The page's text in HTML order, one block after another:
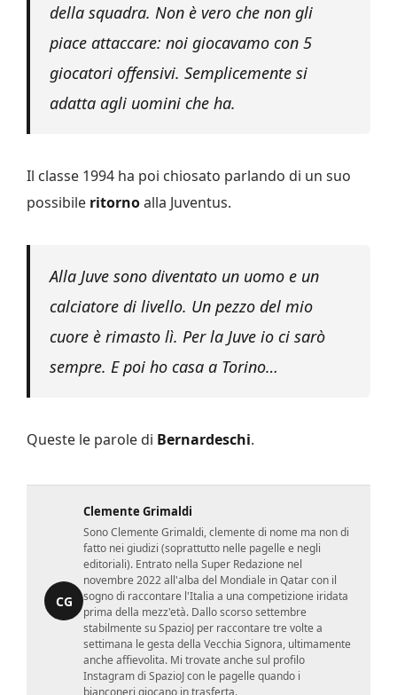
della squadra. Non è vero che non gli
piace attaccare: noi giocavamo con 5
giocatori offensivi. Semplicemente si
adatta agli uomini che ha.
Il classe 1994 ha poi chiosato parlando di un suo
possibile ritornoalla Juventus.
Alla Juve sono diventato un uomo e un
calciatore di livello. Un pezzo del mio
cuore è rimasto lì. Per la Juve io ci sarò
sempre. E poi ho casa a Torino…
Queste le parole di Bernardeschi.
CG
Clemente Grimaldi
Sono Clemente Grimaldi, clemente di nome ma non di
fatto nei giudizi (soprattutto nelle pagelle e negli
editoriali). Entrato nella Super Redazione nel
novembre 2022 all'alba del Mondiale in Qatar con il
sogno di raccontare l'Italia a una competizione iridata
prima della mezz'età. Dallo scorso settembre
stabilmente su SpazioJ per raccontare tre volte a
settimana le gesta della Vecchia Signora, ultimamente
anche affievolita. Mi trovate anche sul profilo
Instagram di SpazioJ con le pagelle quando i
bianconeri giocano in trasferta.